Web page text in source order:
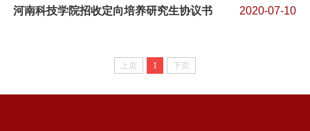
2020-07-10
河南科技学院招收定向培养研究生协议书
上页 1 下页